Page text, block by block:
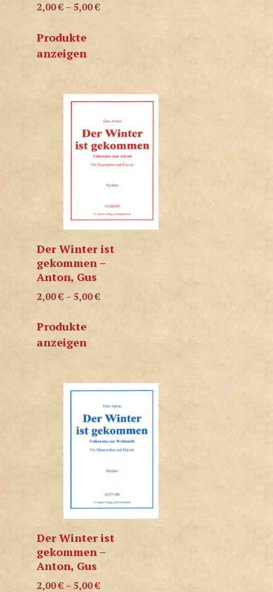
2,00€ – 5,00€
Produkte
anzeigen
Der Winter ist
gekommen –
Anton, Gus
2,00€ – 5,00€
Produkte
anzeigen
Der Winter ist
gekommen –
Anton, Gus
2,00€ – 5,00€